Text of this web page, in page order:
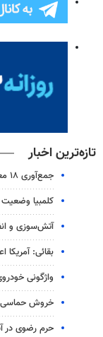
تازه‌ترین اخبار
جمع‌آوری ۱۸ معتاد متجاهر در گنبدکاووس
کلمبیا وضعیت
آتش‌سوزی و
بقائی: آمریکا
واژگونی خودروی
خروش حماسی
حرم رضوی در